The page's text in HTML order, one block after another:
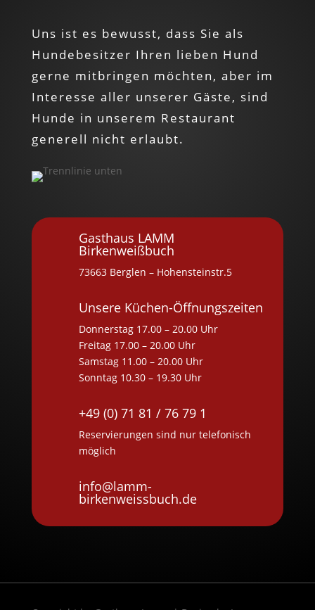
Uns ist es bewusst, dass Sie als
Hundebesitzer Ihren lieben Hund
gerne mitbringen möchten, aber im
Interesse aller unserer Gäste, sind
Hunde in unserem Restaurant
generell nicht erlaubt.
Gasthaus LAMM
Birkenweißbuch
73663 Berglen – Hohensteinstr.5
Unsere Küchen-Öffnungszeiten
Donnerstag 17.00 – 20.00 Uhr
Freitag 17.00 – 20.00 Uhr
Samstag 11.00 – 20.00 Uhr
Sonntag 10.30 – 19.30 Uhr
+49 (0) 71 81 / 76 79 1
Reservierungen sind nur telefonisch
möglich
info@lamm-
birkenweissbuch.de